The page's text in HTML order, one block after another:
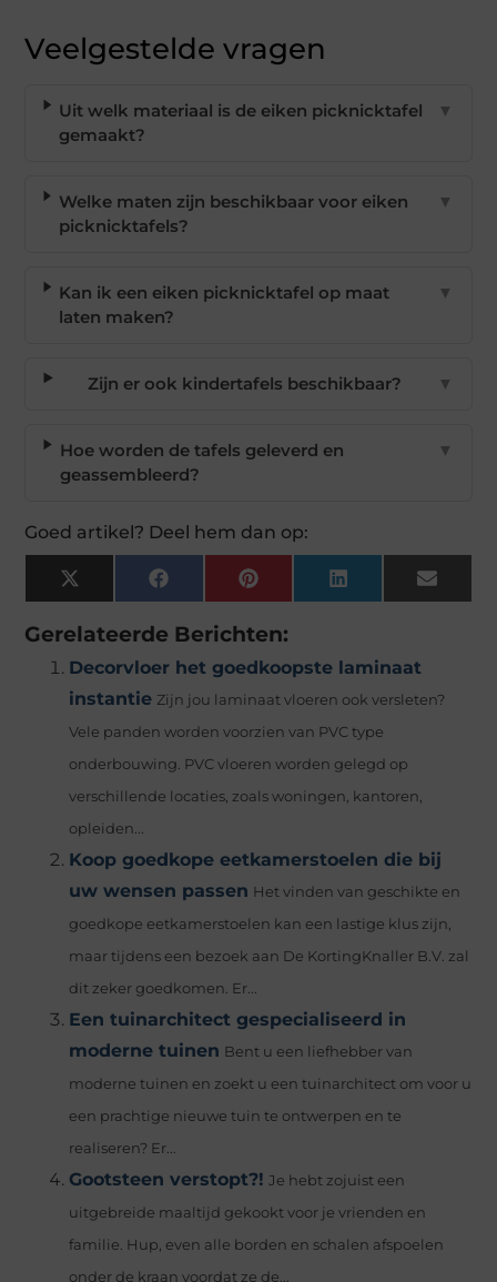
Veelgestelde vragen
Uit welk materiaal is de eiken picknicktafel
gemaakt?
▼
Welke maten zijn beschikbaar voor eiken
picknicktafels?
▼
Kan ik een eiken picknicktafel op maat
laten maken?
▼
Zijn er ook kindertafels beschikbaar? ▼
Hoe worden de tafels geleverd en
geassembleerd?
▼
Goed artikel? Deel hem dan op:
X
(Twitter)
FacebookPinterest LinkedIn Email
Gerelateerde Berichten:
Decorvloer het goedkoopste laminaat
instantie Zijn jou laminaat vloeren ook versleten?
Vele panden worden voorzien van PVC type
onderbouwing. PVC vloeren worden gelegd op
verschillende locaties, zoals woningen, kantoren,
opleiden...
Koop goedkope eetkamerstoelen die bij
uw wensen passen Het vinden van geschikte en
goedkope eetkamerstoelen kan een lastige klus zijn,
maar tijdens een bezoek aan De KortingKnaller B.V. zal
dit zeker goedkomen. Er...
Een tuinarchitect gespecialiseerd in
moderne tuinen Bent u een liefhebber van
moderne tuinen en zoekt u een tuinarchitect om voor u
een prachtige nieuwe tuin te ontwerpen en te
realiseren? Er...
Gootsteen verstopt?! Je hebt zojuist een
uitgebreide maaltijd gekookt voor je vrienden en
familie. Hup, even alle borden en schalen afspoelen
onder de kraan voordat ze de...